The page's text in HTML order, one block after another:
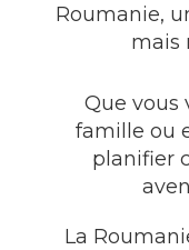
Roumanie,
mais
Que vous
famille ou
planifier
La